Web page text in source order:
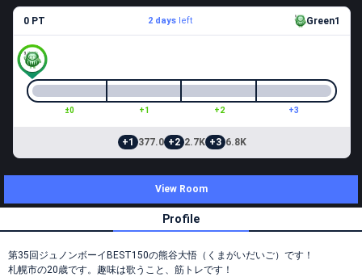
0 PT 2 daysleft Green1
±0 +1 +2 +3
+1 377.0 +2 2.7K +3 6.8K
View Room
Profile
第35回ジュノンボーイBEST150の熊谷大悟（くまがいだいご）です！
札幌市の20歳です。趣味は歌うこと、筋トレです！